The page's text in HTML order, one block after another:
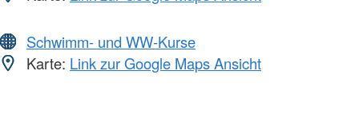
Schwimm- und WW-Kurse
Karte: Link zur Google Maps Ansicht